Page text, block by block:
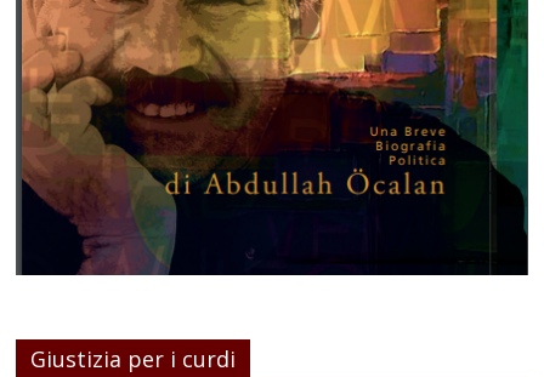
Giustizia per i curdi